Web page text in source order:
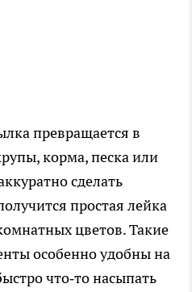
превращается в
корма, песка или
сделать
простая лейка
цветов. Такие
особенно удобны на
что‑то насыпать